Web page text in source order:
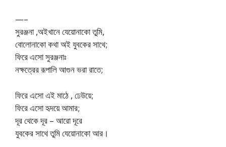
—–
সুরঞ্জনা ,অইখানে যেয়োনাকো তুমি,
বোলোনাকো কথা অই যুবকের সাথে;
ফিরে এসো সুরঞ্জনাঃ
নক্ষত্রের রূপালি আগুন ভরা রাতে;
ফিরে এসো এই মাঠে , ঢেউয়ে;
ফিরে এসো হৃদয়ে আমার;
দূর থেকে দূর – আরো দূরে
যুবকের সাথে তুমি যেয়োনাকো আর।